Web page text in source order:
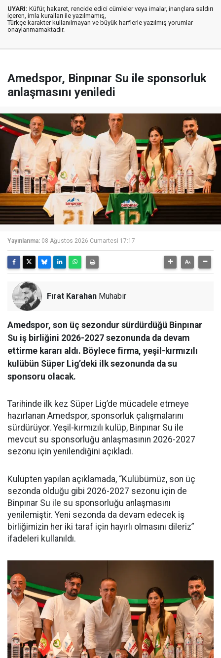
UYARI: Küfür, hakaret, rencide edici cümleler veya imalar, inançlara saldırı
içeren, imla kuralları ile yazılmamış,
Türkçe karakter kullanılmayan ve büyük harflerle yazılmış yorumlar
onaylanmamaktadır.
Amedspor, Binpınar Su ile sponsorluk
anlaşmasını yeniledi
Yayınlanma: 08 Ağustos 2026 Cumartesi 17:17
Fırat Karahan Muhabir
Amedspor, son üç sezondur sürdürdüğü Binpınar
Su iş birliğini 2026-2027 sezonunda da devam
ettirme kararı aldı. Böylece firma, yeşil-kırmızılı
kulübün Süper Lig’deki ilk sezonunda da su
sponsoru olacak.
Tarihinde ilk kez Süper Lig’de mücadele etmeye
hazırlanan Amedspor, sponsorluk çalışmalarını
sürdürüyor. Yeşil-kırmızılı kulüp, Binpınar Su ile
mevcut su sponsorluğu anlaşmasının 2026-2027
sezonu için yenilendiğini açıkladı.
Kulüpten yapılan açıklamada, “Kulübümüz, son üç
sezonda olduğu gibi 2026-2027 sezonu için de
Binpınar Su ile su sponsorluğu anlaşmasını
yenilemiştir. Yeni sezonda da devam edecek iş
birliğimizin her iki taraf için hayırlı olmasını dileriz”
ifadeleri kullanıldı.